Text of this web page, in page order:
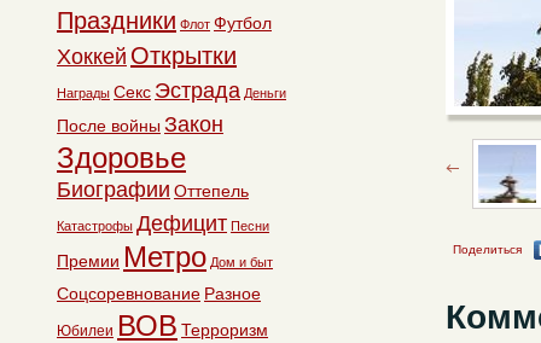
Поделиться
Праздники Флот Футбол
Хоккей Открытки
Награды Секс Эстрада Деньги
После войны Закон
Здоровье
Биографии Оттепель
Катастрофы Дефицит Песни
Премии Метро Дом и быт
Соцсоревнование Разное
Юбилеи ВОВ Терроризм